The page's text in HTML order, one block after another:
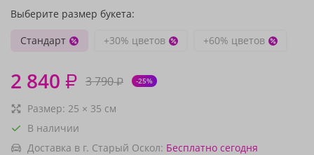
Выберите размер букета:
Стандарт
+30% цветов +60% цветов
2 840 ₽ 3 790₽ -25%
Размер: 25 × 35 см
В наличии
Доставка в г. Старый Оскол: Бесплатно сегодня